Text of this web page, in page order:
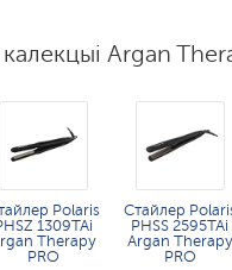
Argan
Polaris
1309TAi
Therapy
PRO
Стайлер
PHSS 2595TAi
Argan Therapy
PRO​